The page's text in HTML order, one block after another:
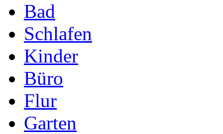
Bad
Schlafen
Kinder
Büro
Flur
Garten